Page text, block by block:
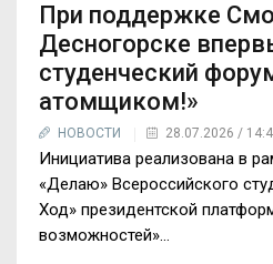
При поддержке
Десногорске
студенческий
атомщиком!»
НОВОСТИ 28.07.2026 /
Инициатива реализована в
«Делаю» Всероссийского
Ход» президентской
возможностей»…